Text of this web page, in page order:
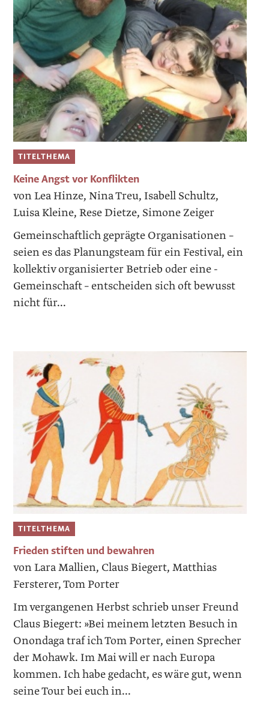
TITELTHEMA
Keine Angst vor Konflikten
von Lea Hinze, Nina Treu, Isabell Schultz,
Luisa Kleine, Rese Dietze, Simone Zeiger
Gemeinschaftlich geprägte Organisatio­nen –
seien es das Planungsteam für ein Festival, ein
kollektiv ­organisierter Betrieb oder eine ­
Gemeinschaft – entscheiden sich oft bewusst
nicht für...
TITELTHEMA
Frieden stiften und bewahren
von Lara Mallien, Claus Biegert, Matthias
Fersterer, Tom Porter
Im vergangenen Herbst schrieb unser Freund
Claus Biegert: »Bei meinem letzten Besuch in
Onondaga traf ich Tom Porter, einen Sprecher
der Mohawk. Im Mai will er nach Europa
kommen. Ich habe gedacht, es wäre gut, wenn
seine Tour bei euch in...